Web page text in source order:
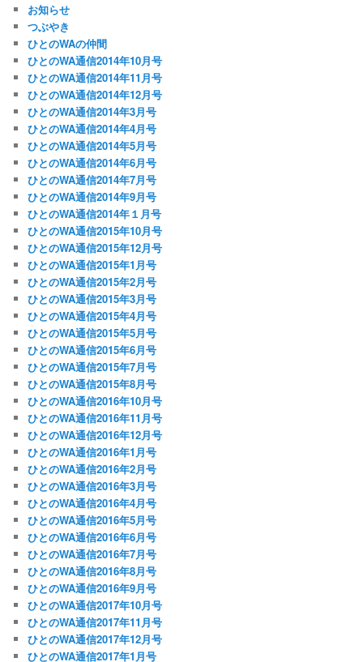
お知らせ
つぶやき
ひとのWAの仲間
ひとのWA通信2014年10月号
ひとのWA通信2014年11月号
ひとのWA通信2014年12月号
ひとのWA通信2014年3月号
ひとのWA通信2014年4月号
ひとのWA通信2014年5月号
ひとのWA通信2014年6月号
ひとのWA通信2014年7月号
ひとのWA通信2014年9月号
ひとのWA通信2014年１月号
ひとのWA通信2015年10月号
ひとのWA通信2015年12月号
ひとのWA通信2015年1月号
ひとのWA通信2015年2月号
ひとのWA通信2015年3月号
ひとのWA通信2015年4月号
ひとのWA通信2015年5月号
ひとのWA通信2015年6月号
ひとのWA通信2015年7月号
ひとのWA通信2015年8月号
ひとのWA通信2016年10月号
ひとのWA通信2016年11月号
ひとのWA通信2016年12月号
ひとのWA通信2016年1月号
ひとのWA通信2016年2月号
ひとのWA通信2016年3月号
ひとのWA通信2016年4月号
ひとのWA通信2016年5月号
ひとのWA通信2016年6月号
ひとのWA通信2016年7月号
ひとのWA通信2016年8月号
ひとのWA通信2016年9月号
ひとのWA通信2017年10月号
ひとのWA通信2017年11月号
ひとのWA通信2017年12月号
ひとのWA通信2017年1月号